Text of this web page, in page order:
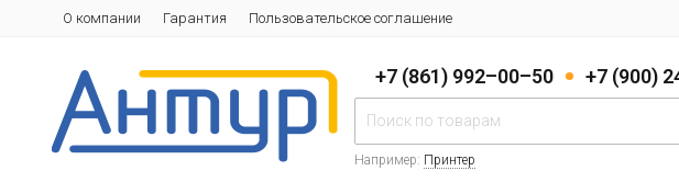
О компании Гарантия Пользовательское соглашение
+7 (861) 992–00–50 +7 (900)
Например: Принтер